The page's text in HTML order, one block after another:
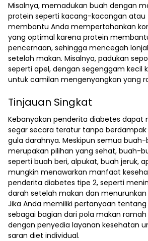
Misalnya, memadukan buah dengan
protein seperti kacang-kacangan atau
membantu Anda mempertahankan
yang optimal karena protein
pencernaan, sehingga mencegah
setelah makan. Misalnya, padukan
seperti apel, dengan segenggam kecil
untuk camilan mengenyangkan yang
Tinjauan Singkat
Kebanyakan penderita diabetes dapat
segar secara teratur tanpa
gula darahnya. Meskipun semua
merupakan pilihan yang sehat, buah-
seperti buah beri, alpukat, buah jeruk,
mungkin menawarkan manfaat
penderita diabetes tipe 2, seperti
darah setelah makan dan menurunkan
Jika Anda memiliki pertanyaan
sebagai bagian dari pola makan
dengan penyedia layanan kesehatan
saran diet individual.